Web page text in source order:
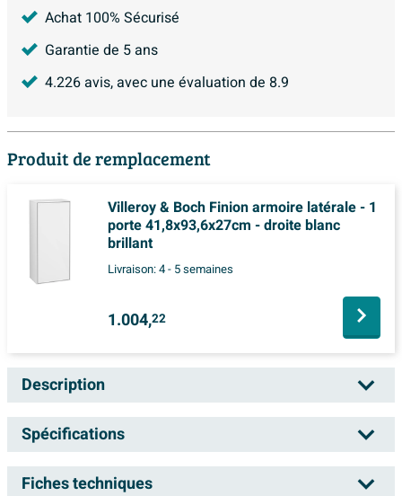
Achat 100% Sécurisé
Garantie de 5 ans
4.226avis, avec une évaluation de 8.9
Produit de remplacement
Villeroy & Boch Finion armoire latérale - 1
porte 41,8x93,6x27cm - droite blanc
brillant
Livraison:4 - 5 semaines
1.004,22
Description
Villeroy & Boch recrée une ambiance du début du 20e
siècle avec l’armoire latérale sur pied Hommage. Ce
meuble de salle de bains séduit par son élégante
Spécifications
Numéro d'article
Fiches techniques